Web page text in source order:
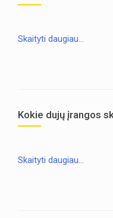
Skaityti daugiau…
Kokie dujų įrangos
Skaityti daugiau…